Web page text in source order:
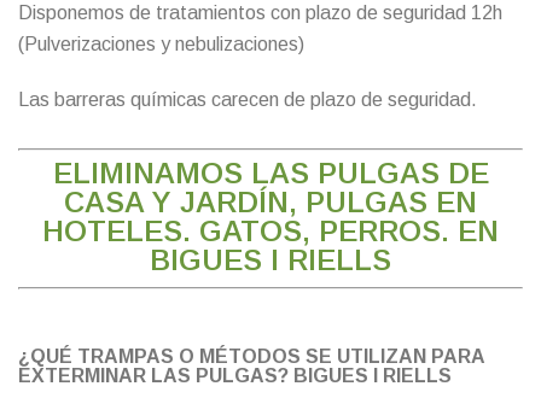
Disponemos de tratamientos con plazo de seguridad 12h
(Pulverizaciones y nebulizaciones)
Las barreras químicas carecen de plazo de seguridad.
ELIMINAMOS LAS PULGAS DE
CASA Y JARDÍN, PULGAS EN
HOTELES. GATOS, PERROS. EN
BIGUES I RIELLS
¿QUÉ TRAMPAS O MÉTODOS SE UTILIZAN PARA
EXTERMINAR LAS PULGAS? BIGUES I RIELLS